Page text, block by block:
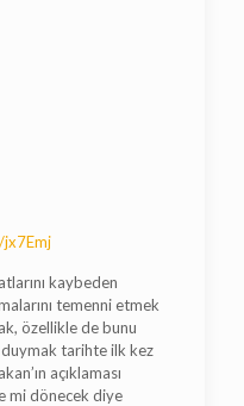
kaybeden
temenni etmek
özellikle de bunu
duymak tarihte ilk kez
açıklaması
mi dönecek diye